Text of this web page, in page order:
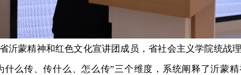
精神和红色文化宣讲团成员，省社会主义学院统战理
什么传、传什么、怎么传”三个维度，系统阐释了沂蒙